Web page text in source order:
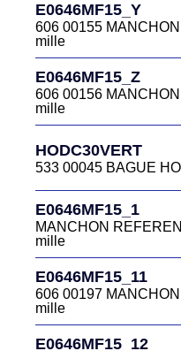
E0646MF15_Y
606 00155
mille
E0646MF15_Z
606 00156
mille
HODC30VERT
533 00045 BAGUE
E0646MF15_1
MANCHON
mille
E0646MF15_11
606 00197
mille
E0646MF15_12